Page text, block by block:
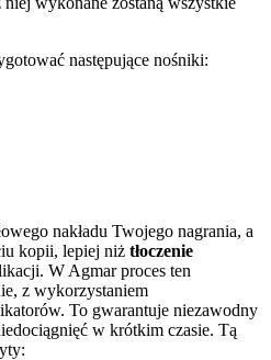
następujące nośniki:
nakładu Twojego nagrania, a
kopii, lepiej niż tłoczenie
W Agmar proces ten
z wykorzystaniem
To gwarantuje niezawodny
w krótkim czasie. Tą